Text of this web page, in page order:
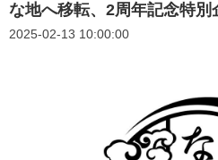
な地へ移転、2周年記念特別
2025-02-13 10:00:00